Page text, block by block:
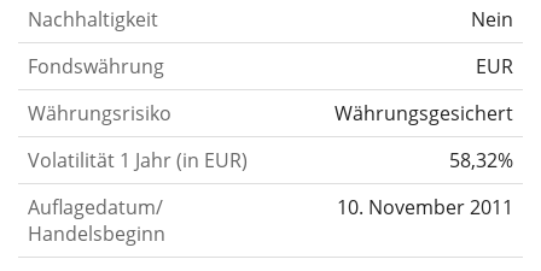
Nachhaltigkeit
Nein
Fondswährung
EUR
Währungsrisiko
Währungsgesichert
Volatilität 1 Jahr (in EUR)
58,32%
Auflagedatum/
Handelsbeginn
10. November 2011